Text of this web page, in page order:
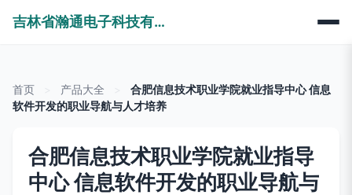
吉林省瀚通电子科技有限公司
首页 产品大全
合肥信息技术职业学院就业指导中心 信息
软件开发的职业导航与人才培养
合肥信息技术职业学院就业指导
中心 信息软件开发的职业导航与